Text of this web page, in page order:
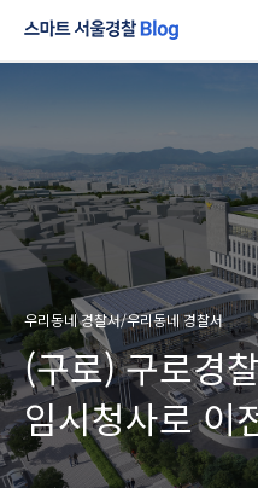
우리동네 경찰서/우리동네 경찰서
(구로) 구로경
임시청사로 이